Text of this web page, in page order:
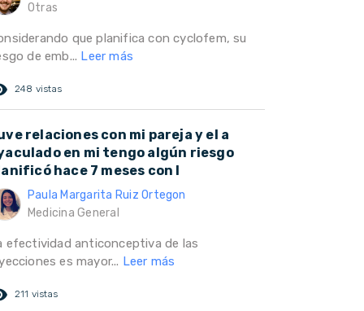
Otras
que planifica con cyclofem, su
de emb... Leer más
248 vistas
relaciones con mi pareja y el a
en mi tengo algún riesgo
hace 7 meses con l
Paula Margarita Ruiz Ortegon
Medicina General
efectividad anticonceptiva de las
es mayor... Leer más
211 vistas